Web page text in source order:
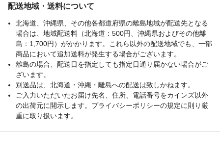
配送地域・送料について
北海道、沖縄県、その他各都道府県の離島地域が配送先となる
場合は、地域配送料（北海道：500円、沖縄県およびその他離
島：1,700円）がかかります。これら以外の配送地域でも、一部
商品において追加送料が発生する場合がございます。
離島の場合、配送日を指定しても指定日通り届かない場合がご
ざいます。
別送品は、北海道・沖縄・離島への配送は致しかねます。
ご入力いただいたお届け先名、住所、電話番号をカインズ以外
の出荷元に開示します。プライバシーポリシーの規定に則り厳
重に取り扱います。